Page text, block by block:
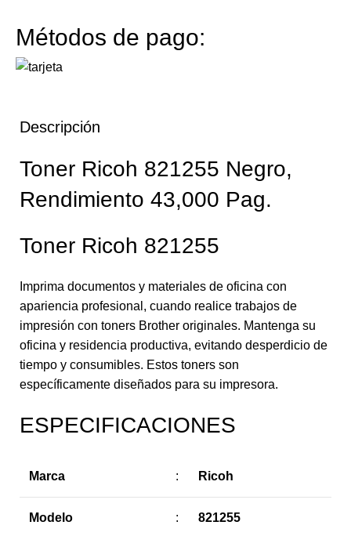
Métodos de pago:
Descripción
Toner Ricoh 821255 Negro,
Rendimiento 43,000 Pag.
Toner Ricoh 821255
Imprima documentos y materiales de oficina con
apariencia profesional, cuando realice trabajos de
impresión con toners Brother originales. Mantenga su
oficina y residencia productiva, evitando desperdicio de
tiempo y consumibles. Estos toners son
específicamente diseñados para su impresora.
ESPECIFICACIONES
Marca : Ricoh
Modelo : 821255